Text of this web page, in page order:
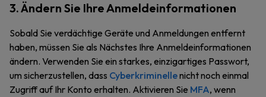
3. Ändern Sie Ihre Anmeldeinformationen
Sobald Sie verdächtige Geräte und Anmeldungen entfernt
haben, müssen Sie als Nächstes Ihre Anmeldeinformationen
ändern. Verwenden Sie ein starkes, einzigartiges Passwort,
um sicherzustellen, dass Cyberkriminellenicht noch einmal
Zugriff auf Ihr Konto erhalten. Aktivieren Sie MFA, wenn